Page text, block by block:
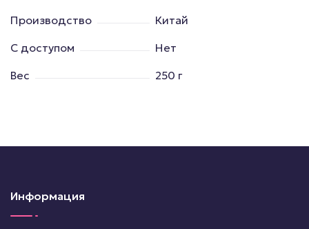
Производство
Китай
С доступом
Нет
Вес
250 г
Информация